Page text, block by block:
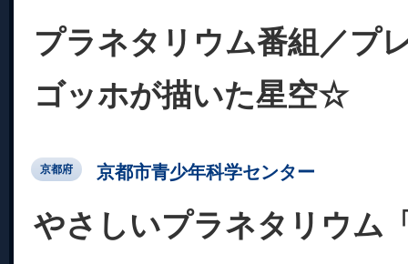
プラネタリウム番組／
ゴッホが描いた星空☆
京都府 京都市青少年科学センター
やさしいプラネタリウム